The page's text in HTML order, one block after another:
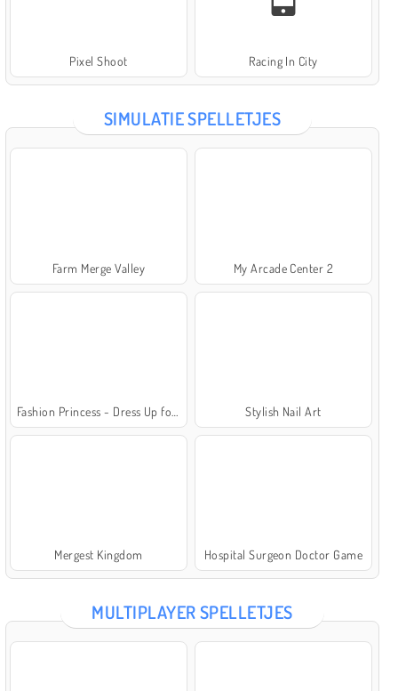
Pixel Shoot Racing In City
SIMULATIE SPELLETJES
Farm Merge Valley My Arcade Center 2
Stylish Nail Art
Mergest Kingdom Hospital Surgeon Doctor Game
MULTIPLAYER SPELLETJES